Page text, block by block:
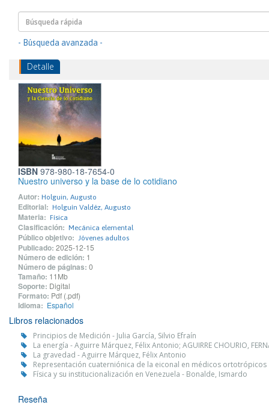
- Búsqueda avanzada -
Detalle
ISBN 978-980-18-7654-0
Nuestro universo y la base de lo cotidiano
Autor: Holguin, Augusto
Editorial: Holguín Valdéz, Augusto
Materia: Física
Clasificación: Mecánica elemental
Público objetivo: Jóvenes adultos
Publicado: 2025-12-15
Número de edición: 1
Número de páginas: 0
Tamaño: 11Mb
Soporte: Digital
Formato: Pdf (.pdf)
Idioma: Español
Libros relacionados
Principios de Medición - Julia García, Silvio Efraín
La energía - Aguirre Márquez, Félix Antonio; AGUIRRE CHOURIO,
La gravedad - Aguirre Márquez, Félix Antonio
Representación cuaterniónica de la eiconal en médicos ortotrópicos
Física y su institucionalización en Venezuela - Bonalde, Ismardo
Reseña